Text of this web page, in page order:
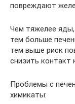
повреждают
Чем тяжелее
тем больше
тем выше риск
снизить контакт
Проблемы с
химикаты: